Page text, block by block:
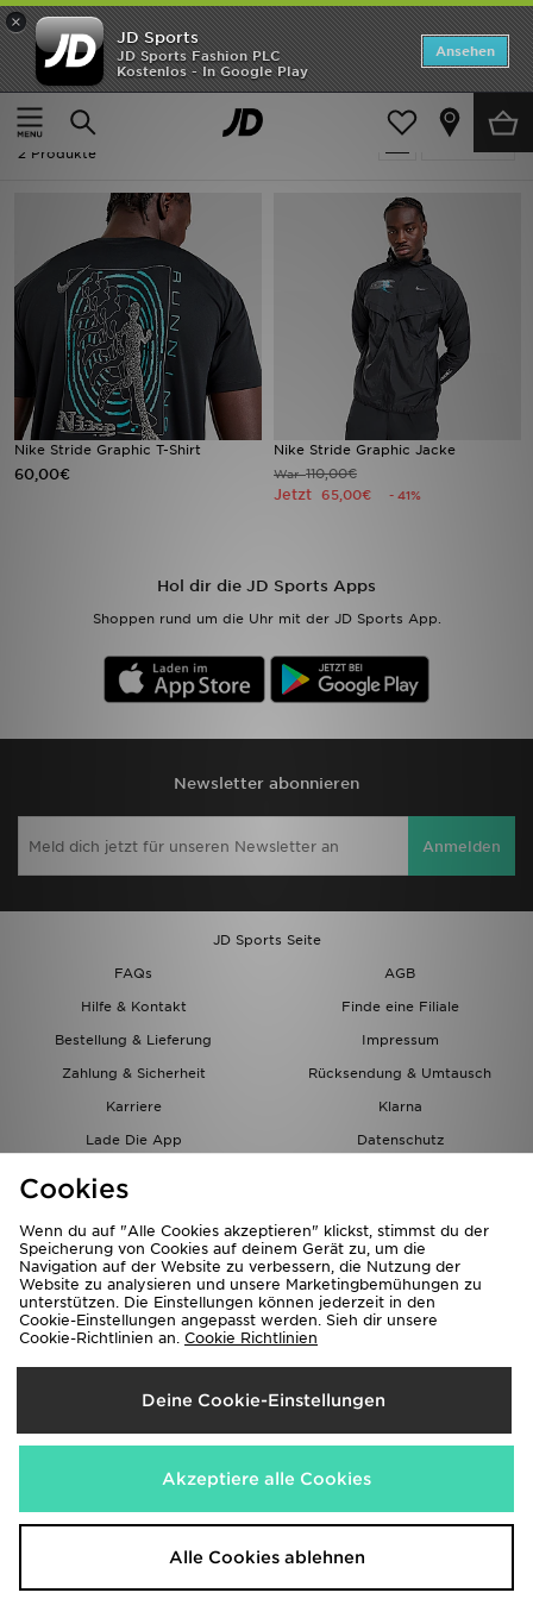
×
JD Sports
JD Sports Fashion PLC
Kostenlos - In Google Play
Ansehen
Startseite
Running - Nike Stride
verfeinern
Running - Nike Stride
2 Produkte
Nike Stride Graphic T-Shirt
60,00€
Nike Stride Graphic Jacke
War110,00€
Jetzt 65,00€ - 41%
Hol dir die JD Sports Apps
Shoppen rund um die Uhr mit der JD Sports App.
Newsletter abonnieren
Anmelden
JD Sports Seite
FAQs
AGB
Hilfe & Kontakt
Finde eine Filiale
Bestellung & Lieferung
Impressum
Zahlung & Sicherheit
Rücksendung & Umtausch
Karriere
Klarna
Lade Die App
Datenschutz
Lieferung Nach
Österreich
Wir akzeptieren folgende Zahlungsmethoden
Corporate Website www.jdplc.com
Startseite
ANGEBOTE
Marken
Neuheiten
Herren
Damen
Kinder
Bestsellers
JD Exklusives
Geschenkkarte
Meine Nachrichten
Bestellverfolgung
Hilfe & Kontakt
Cookies
Wenn du auf "Alle Cookies akzeptieren" klickst, stimmst du der
Speicherung von Cookies auf deinem Gerät zu, um die
Navigation auf der Website zu verbessern, die Nutzung der
Website zu analysieren und unsere Marketingbemühungen zu
unterstützen. Die Einstellungen können jederzeit in den
Cookie-Einstellungen angepasst werden. Sieh dir unsere
Cookie-Richtlinien an. Cookie Richtlinien
Deine Cookie-Einstellungen
Akzeptiere alle Cookies
Alle Cookies ablehnen